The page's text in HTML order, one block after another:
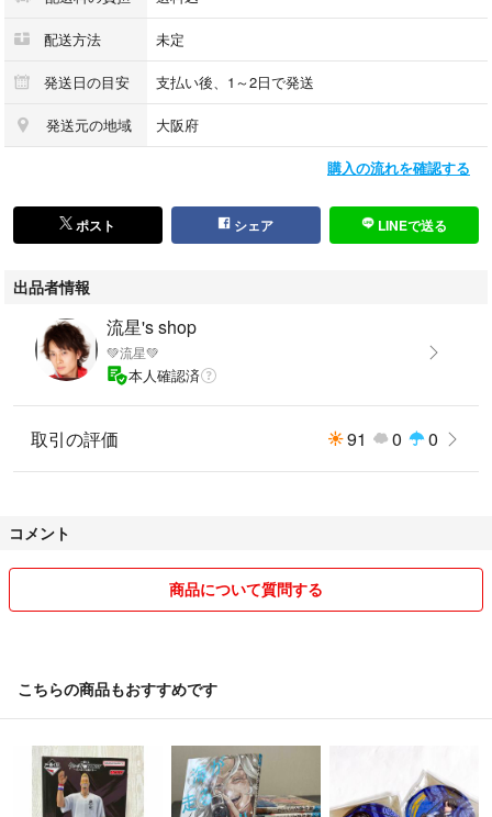
配送方法 未定
発送日の目安 支払い後、1～2日で発送
発送元の地域 大阪府
購入の流れを確認する
ポスト シェア LINEで送る
出品者情報
流星's shop
💚流星💚
本人確認済
取引の評価 91 0 0
コメント
商品について質問する
こちらの商品もおすすめです